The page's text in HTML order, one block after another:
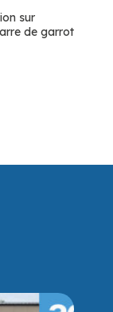
sur
de garrot